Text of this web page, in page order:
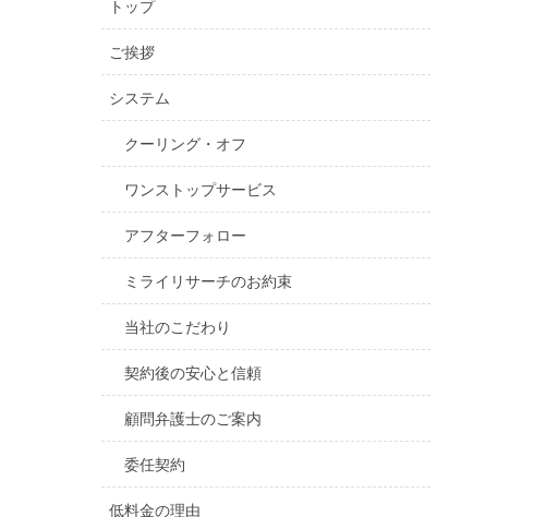
トップ
ご挨拶
システム
クーリング・オフ
ワンストップサービス
アフターフォロー
ミライリサーチのお約束
当社のこだわり
契約後の安心と信頼
顧問弁護士のご案内
委任契約
低料金の理由